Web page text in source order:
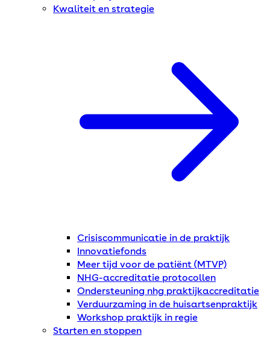
Kwaliteit en strategie
Crisiscommunicatie in de praktijk
Innovatiefonds
Meer tijd voor de patiënt (MTVP)
NHG-accreditatie protocollen
Ondersteuning nhg praktijkaccreditatie
Verduurzaming in de huisartsenpraktijk
Workshop praktijk in regie
Starten en stoppen